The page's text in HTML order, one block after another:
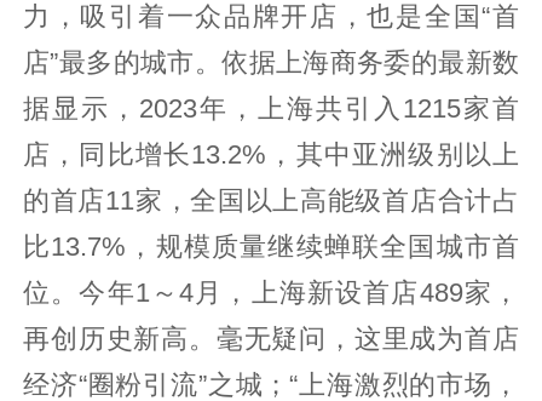
力，吸引着一众品牌开店，也是全国“首
店”最多的城市。依据上海商务委的最新数
据显示，2023年，上海共引入1215家首
店，同比增长13.2%，其中亚洲级别以上
的首店11家，全国以上高能级首店合计占
比13.7%，规模质量继续蝉联全国城市首
位。今年1～4月，上海新设首店489家，
再创历史新高。毫无疑问，这里成为首店
经济“圈粉引流”之城；“上海激烈的市场，